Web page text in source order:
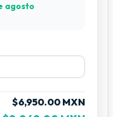
de video /
agosto
$6,950.00 MXN